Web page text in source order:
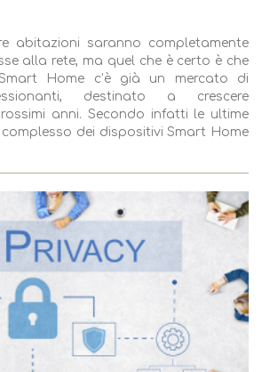
abitazioni saranno completamente
alla rete, ma quel che è certo è che
Home c’è già un mercato di
destinato a crescere
anni. Secondo infatti le ultime
complesso dei dispositivi Smart Home